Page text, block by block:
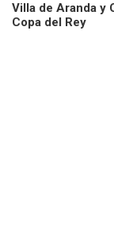
Villa de Aranda y
Copa del Rey